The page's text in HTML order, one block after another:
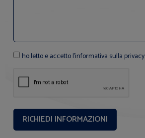
ho letto e accetto l'informativa sulla privacy